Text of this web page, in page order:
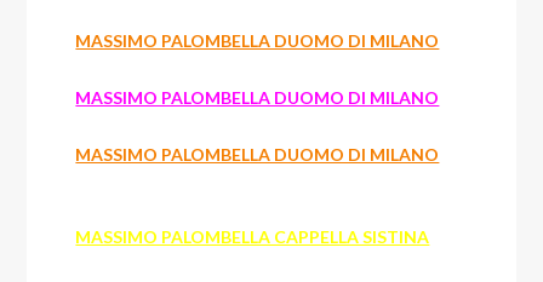
MASSIMO PALOMBELLA DUOMO DI MILANO
MASSIMO PALOMBELLA DUOMO DI MILANO
MASSIMO PALOMBELLA DUOMO DI MILANO
MASSIMO PALOMBELLA CAPPELLA SISTINA